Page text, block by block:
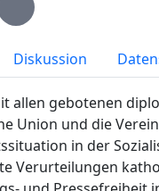
Diskussion
allen gebotenen
Union und die
in der
Verurteilungen